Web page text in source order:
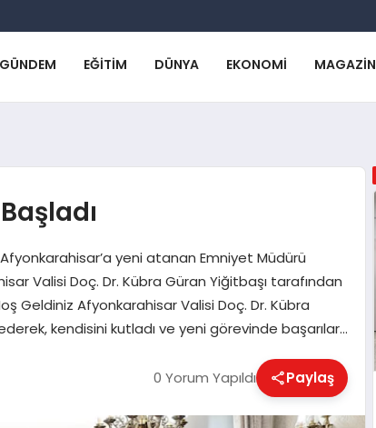
GÜNDEM EĞITIM DÜNYA EKONOMI MAGAZIN
yeni atanan Emniyet Müdürü
Valisi Doç. Dr. Kübra Güran Yiğitbaşı tarafından
Geldiniz Afyonkarahisar Valisi Doç. Dr. Kübra
kendisini kutladı ve yeni görevinde başarılar…
0 Yorum Yapıldı Paylaş